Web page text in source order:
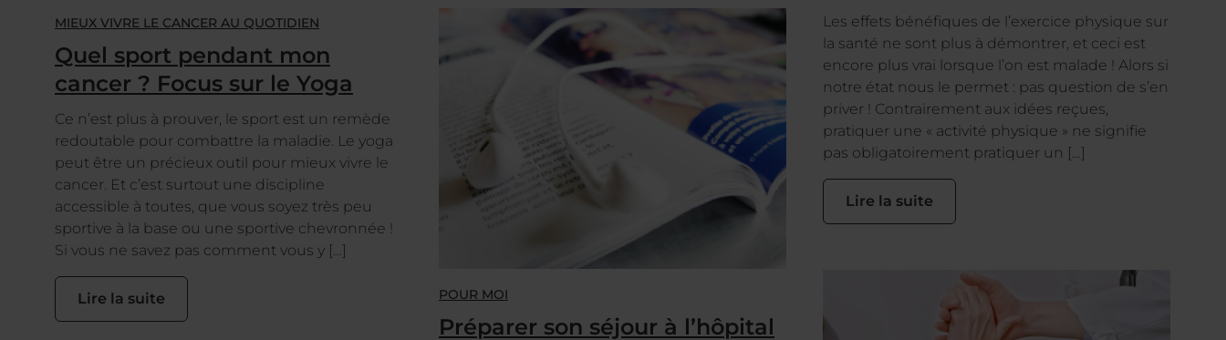
Les effets bénéfiques de l’exercice physique sur
la santé ne sont plus à démontrer, et ceci est
encore plus vrai lorsque l’on est malade ! Alors si
notre état nous le permet : pas question de s’en
priver ! Contrairement aux idées reçues,
pratiquer une « activité physique » ne signifie
pas obligatoirement pratiquer un […]
Lire la suite
MIEUX VIVRE LE CANCER AU QUOTIDIEN
Quel sport pendant mon
cancer ? Focus sur le Yoga
Ce n’est plus à prouver, le sport est un remède
redoutable pour combattre la maladie. Le yoga
peut être un précieux outil pour mieux vivre le
cancer. Et c’est surtout une discipline
accessible à toutes, que vous soyez très peu
sportive à la base ou une sportive chevronnée !
Si vous ne savez pas comment vous y […]
Lire la suite POUR MOI
Préparer son séjour à l’hôpital